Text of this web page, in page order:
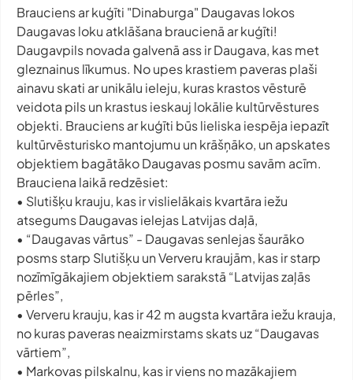
Brauciens ar kuģīti "Dinaburga" Daugavas lokos
Daugavas loku atklāšana braucienā ar kuģīti!
Daugavpils novada galvenā ass ir Daugava, kas met
gleznainus līkumus. No upes krastiem paveras plaši
ainavu skati ar unikālu ieleju, kuras krastos vēsturē
veidota pils un krastus ieskauj lokālie kultūrvēstures
objekti. Brauciens ar kuģīti būs lieliska iespēja iepazīt
kultūrvēsturisko mantojumu un krāšņāko, un apskates
objektiem bagātāko Daugavas posmu savām acīm.
Brauciena laikā redzēsiet:
• Slutišķu krauju, kas ir vislielākais kvartāra iežu
atsegums Daugavas ielejas Latvijas daļā,
• “Daugavas vārtus” - Daugavas senlejas šaurāko
posms starp Slutišķu un Ververu kraujām, kas ir starp
nozīmīgākajiem objektiem sarakstā “Latvijas zaļās
pērles”,
• Ververu krauju, kas ir 42 m augsta kvartāra iežu krauja,
no kuras paveras neaizmirstams skats uz “Daugavas
vārtiem”,
• Markovas pilskalnu, kas ir viens no mazākajiem